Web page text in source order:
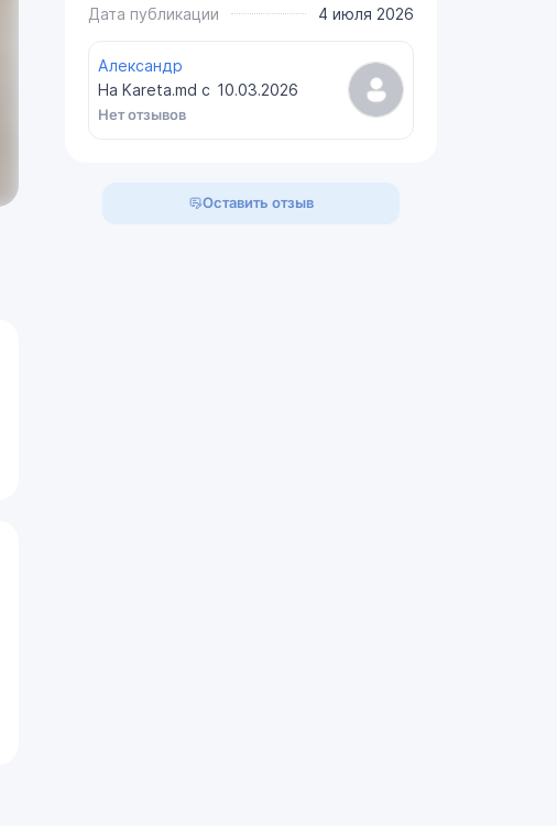
Дата публикации
4 июля 2026
Александр
На Kareta.md с 10.03.2026
Нет отзывов
Оставить отзыв